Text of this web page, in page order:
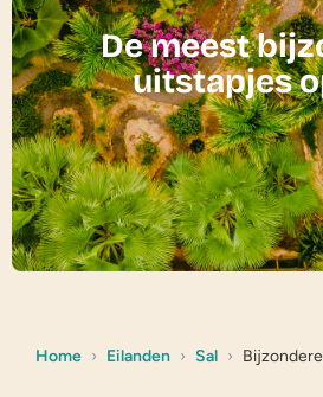
De meest
uitstapjes
Home Eilanden Sal